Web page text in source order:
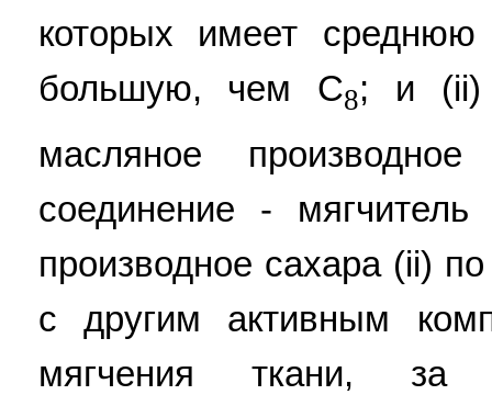
которых имеет
большую, чем C8; и (ii)
масляное
соединение -
производное сахара (ii)
с другим активным
мягчения ткани, за